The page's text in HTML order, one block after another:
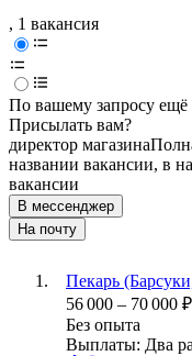
, 1 вакансия
По вашему запросу ещё
Присылать вам?
директор магазина
названии вакансии, в
вакансии
В мессенджер
На почту
Пекарь
56 000 – 70 000 ₽
Без опыта
Выплаты: Два